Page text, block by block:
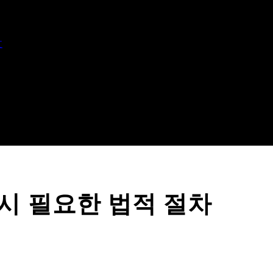
필요한 법적 절차